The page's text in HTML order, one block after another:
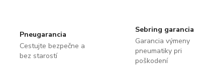
Pneugarancia
Cestujte bezpečne a
bez starostí
Sebring garancia
Garancia výmeny
pneumatiky pri
poškodení